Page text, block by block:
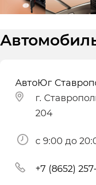
АвтоЮг
г.
204
с 9:00 до
+7